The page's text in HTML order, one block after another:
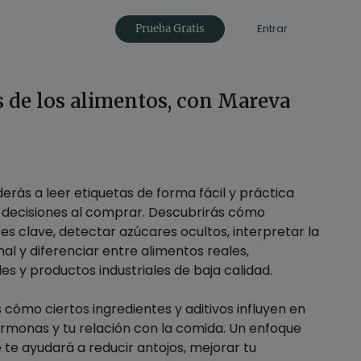
Prueba Gratis Entrar
de los alimentos, con Mareva
a leer etiquetas de forma fácil y práctica
al comprar. Descubrirás cómo
clave, detectar azúcares ocultos, interpretar la
y diferenciar entre alimentos reales,
y productos industriales de baja calidad.
ciertos ingredientes y aditivos influyen en
y tu relación con la comida. Un enfoque
ayudará a reducir antojos, mejorar tu